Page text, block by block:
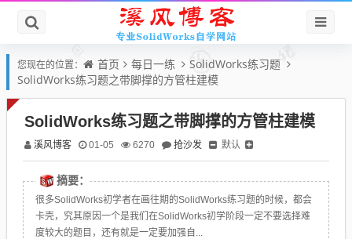
您现在的位置： 首页 每日一练
SolidWorks练习题
SolidWorks练习题之带脚撑的方管柱建模
SolidWorks练习题之带脚撑的方管柱建模
溪风博客 01-05 6270 抢沙发 默认
摘要：
很多SolidWorks初学者在画往期的SolidWorks练习题的时候，都会
卡壳，究其原因一个是我们在SolidWorks初学阶段一定不要选择难
度较大的题目，还有就是一定要加强自...